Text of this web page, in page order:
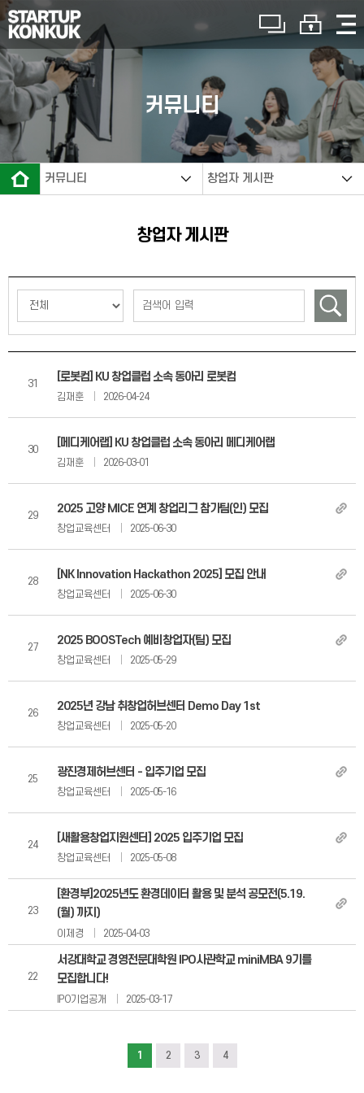
창업지원본부 소개
인사말
기관소개
사업소개
모두의 창업 프로젝트
대학혁신지원사업
공공기술기반 시장연계 창업탐색 지원사업
우수 스타트업
스타트업 배출현황
언론보도
뉴스레터
오시는길
외부사업공고
창업인프라
창업인프라 소개
메이커스페이스센터
장비대여시스템
창업보육센터
커뮤니티
커뮤니티 창업자 게시판
창업자 게시판
31
[로봇컴] KU 창업클럽 소속 동아리 로봇컴
김재훈 2026-04-24
30
[메디케어랩] KU 창업클럽 소속 동아리 메디케어랩
김재훈 2026-03-01
29
2025 고양 MICE 연계 창업리그 참가팀(인) 모집
창업교육센터 2025-06-30
28
[NK Innovation Hackathon 2025] 모집 안내
창업교육센터 2025-06-30
27
2025 BOOSTech 예비창업자(팀) 모집
창업교육센터 2025-05-29
26
2025년 강남 취창업허브센터 Demo Day 1st
창업교육센터 2025-05-20
25
광진경제허브센터 - 입주기업 모집
창업교육센터 2025-05-16
24
[새활용창업지원센터] 2025 입주기업 모집
창업교육센터 2025-05-08
23
[환경부]2025년도 환경데이터 활용 및 분석 공모전(5.19.
(월) 까지)
이제경 2025-04-03
22
서강대학교 경영전문대학원 IPO사관학교 miniMBA 9기를
모집합니다!
IPO기업공개 2025-03-17
1 2 3 4